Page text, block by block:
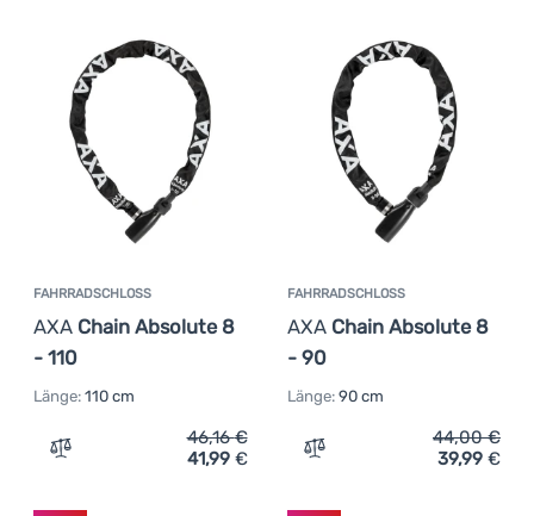
FAHRRADSCHLOSS
AXA Chain Absolute 8
- 110
Länge: 110 cm
Zum Vergleich 'Fahrradschloss AXA Chain Absolute 8 -
46,16€
41,99 €
FAHRRADSCHLOSS
AXA Chain Absolute 8
- 90
Länge: 90 cm
Zum Vergleich
44,00€
39,99 €